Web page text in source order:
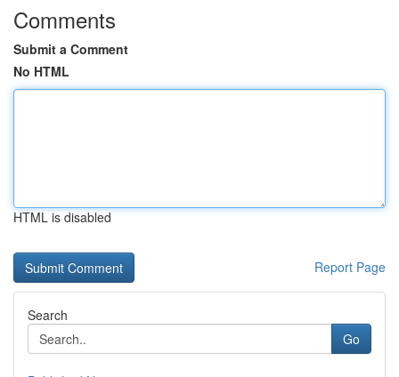
Comments
Submit a Comment
No HTML
HTML is disabled
Report Page
Search
Go